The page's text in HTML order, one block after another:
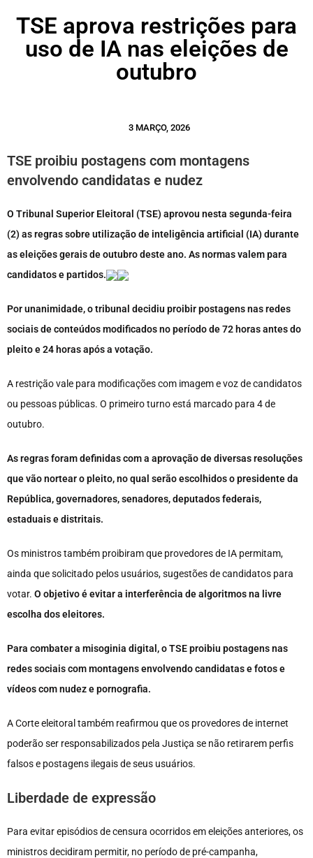
TSE aprova restrições para
uso de IA nas eleições de
outubro
3 MARÇO, 2026
TSE proibiu postagens com montagens
envolvendo candidatas e nudez
O Tribunal Superior Eleitoral (TSE) aprovou nesta segunda-feira
(2) as regras sobre utilização de inteligência artificial (IA) durante
as eleições gerais de outubro deste ano. As normas valem para
candidatos e partidos.
Por unanimidade, o tribunal decidiu proibir postagens nas redes
sociais de conteúdos modificados no período de 72 horas antes do
pleito e 24 horas após a votação.
A restrição vale para modificações com imagem e voz de candidatos
ou pessoas públicas. O primeiro turno está marcado para 4 de
outubro.
As regras foram definidas com a aprovação de diversas resoluções
que vão nortear o pleito, no qual serão escolhidos o presidente da
República, governadores, senadores, deputados federais,
estaduais e distritais.
Os ministros também proibiram que provedores de IA permitam,
ainda que solicitado pelos usuários, sugestões de candidatos para
votar. O objetivo é evitar a interferência de algoritmos na livre
escolha dos eleitores.
Para combater a misoginia digital, o TSE proibiu postagens nas
redes sociais com montagens envolvendo candidatas e fotos e
vídeos com nudez e pornografia.
A Corte eleitoral também reafirmou que os provedores de internet
poderão ser responsabilizados pela Justiça se não retirarem perfis
falsos e postagens ilegais de seus usuários.
Liberdade de expressão
Para evitar episódios de censura ocorridos em eleições anteriores, os
ministros decidiram permitir, no período de pré-campanha,